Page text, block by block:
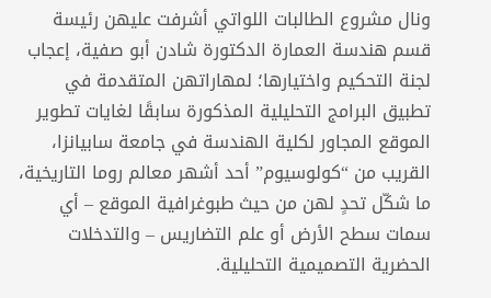
ونال مشروع الطالبات اللواتي أشرفت عليهن رئيسة
قسم هندسة العمارة الدكتورة شادن أبو صفية، إعجاب
لجنة التحكيم واختيارها؛ لمهاراتهن المتقدمة في
تطبيق البرامج التحليلية المذكورة سابقًا لغايات تطوير
الموقع المجاور لكلية الهندسة في جامعة سابيانزا،
القريب من “كولوسيوم” أحد أشهر معالم روما التاريخية،
ما شكّل تحدٍ لهن من حيث طبوغرافية الموقع – أي
سمات سطح الأرض أو علم التضاريس – والتدخلات
الحضرية التصميمية التحليلية.